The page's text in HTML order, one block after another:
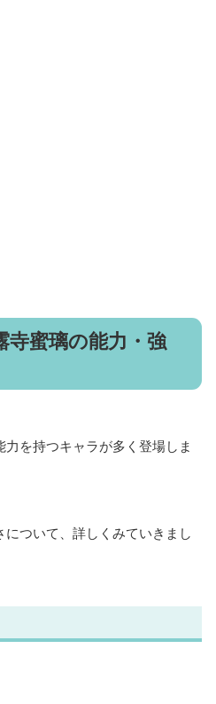
寺蜜璃の能力・強
を持つキャラが多く登場しま
ついて、詳しくみていきまし